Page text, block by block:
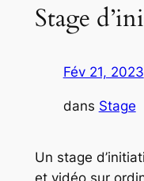
Stage
Fév 21, 2023
dans Stage
Un stage